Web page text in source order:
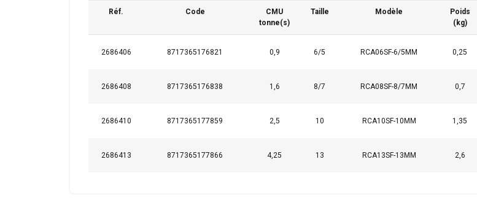
Réf. Code
CMU
tonne(s)
Taille Modèle
Poids
(kg)
2686406 8717365176821 0,9 6/5 RCA06SF-6/5MM 0,25
2686408 8717365176838 1,6 8/7 RCA08SF-8/7MM 0,7
2686410 8717365177859 2,5 10 RCA10SF-10MM 1,35
2686413 8717365177866 4,25 13 RCA13SF-13MM 2,6